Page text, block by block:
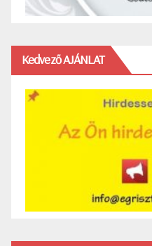
Kedvező AJÁNLAT